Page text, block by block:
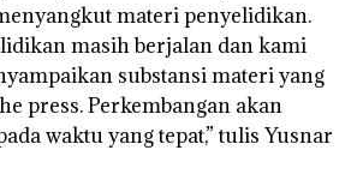
materi penyelidikan.
masih berjalan dan kami
substansi materi yang
press. Perkembangan akan
waktu yang tepat,” tulis Yusnar